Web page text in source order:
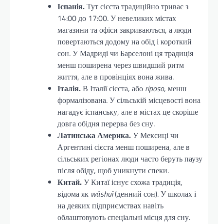
Іспанія.Тут сієста традиційно триває з
14:00 до 17:00. У невеликих містах
магазини та офіси закриваються, а люди
повертаються додому на обід і короткий
сон. У Мадриді чи Барселоні ця традиція
менш поширена через швидший ритм
життя, але в провінціях вона жива.
Італія.В Італії сієста, або riposo, менш
формалізована. У сільській місцевості вона
нагадує іспанську, але в містах це скоріше
довга обідня перерва без сну.
Латинська Америка.У Мексиці чи
Аргентині сієста менш поширена, але в
сільських регіонах люди часто беруть паузу
після обіду, щоб уникнути спеки.
Китай.У Китаї існує схожа традиція,
відома як wǔshuì(денний сон). У школах і
на деяких підприємствах навіть
облаштовують спеціальні місця для сну.